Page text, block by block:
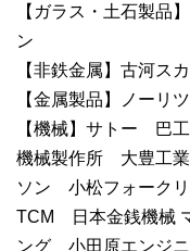
【ガラス・土石製
ン
【非鉄金属】古河ス
【金属製品】ノー
【機械】サトー
機械製作所 大豊工
ソン 小松フォーク
TCM 日本金銭機械
ング 小田原エンジ